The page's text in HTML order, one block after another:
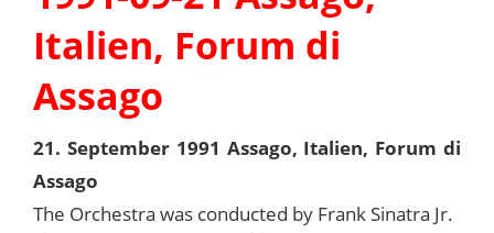
Italien, Forum di
Assago
21. September 1991 Assago, Italien, Forum di
Assago
The Orchestra was conducted by Frank Sinatra Jr.